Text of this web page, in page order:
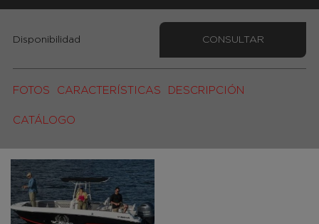
FOTOS CARACTERÍSTICAS DESCRIPCIÓN
CATÁLOGO
Disponibilidad CONSULTAR